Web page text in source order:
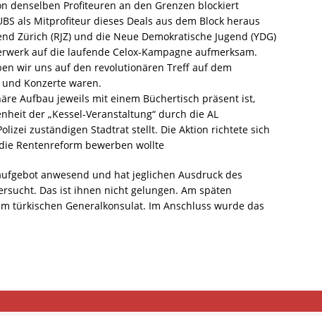
denselben Profiteuren an den Grenzen blockiert
als Mitprofiteur dieses Deals aus dem Block heraus
Zürich (RJZ) und die Neue Demokratische Jugend (YDG)
auf die laufende Celox-Kampagne aufmerksam.
wir uns auf den revolutionären Treff auf dem
Konzerte waren.
Aufbau jeweils mit einem Büchertisch präsent ist,
der „Kessel-Veranstaltung“ durch die AL
zuständigen Stadtrat stellt. Die Aktion richtete sich
Rentenreform bewerben wollte
anwesend und hat jeglichen Ausdruck des
Das ist ihnen nicht gelungen. Am späten
türkischen Generalkonsulat. Im Anschluss wurde das